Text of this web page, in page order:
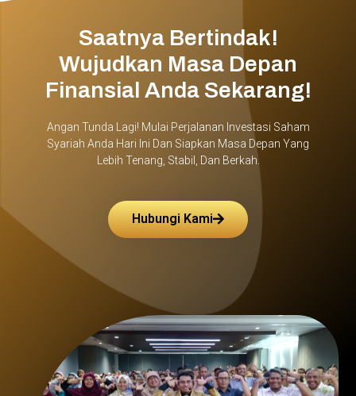
Saatnya Bertindak!
Wujudkan Masa Depan
Finansial Anda Sekarang!
Angan Tunda Lagi! Mulai Perjalanan Investasi Saham
Syariah Anda Hari Ini Dan Siapkan Masa Depan Yang
Lebih Tenang, Stabil, Dan Berkah.
Hubungi Kami